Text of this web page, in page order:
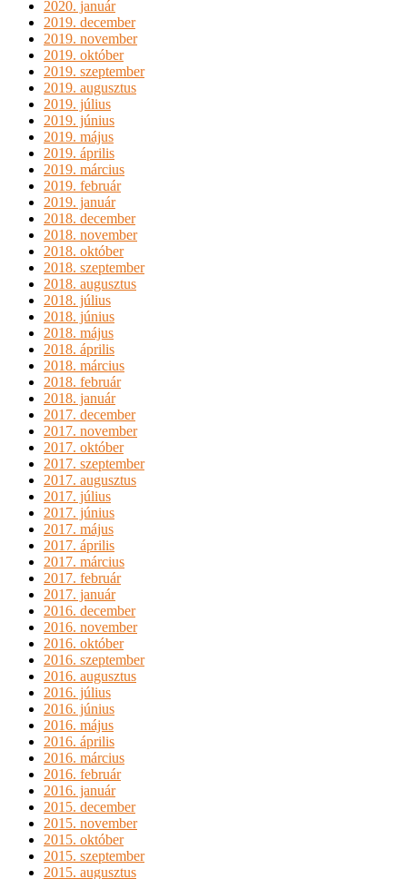
2020. január
2019. december
2019. november
2019. október
2019. szeptember
2019. augusztus
2019. július
2019. június
2019. május
2019. április
2019. március
2019. február
2019. január
2018. december
2018. november
2018. október
2018. szeptember
2018. augusztus
2018. július
2018. június
2018. május
2018. április
2018. március
2018. február
2018. január
2017. december
2017. november
2017. október
2017. szeptember
2017. augusztus
2017. július
2017. június
2017. május
2017. április
2017. március
2017. február
2017. január
2016. december
2016. november
2016. október
2016. szeptember
2016. augusztus
2016. július
2016. június
2016. május
2016. április
2016. március
2016. február
2016. január
2015. december
2015. november
2015. október
2015. szeptember
2015. augusztus